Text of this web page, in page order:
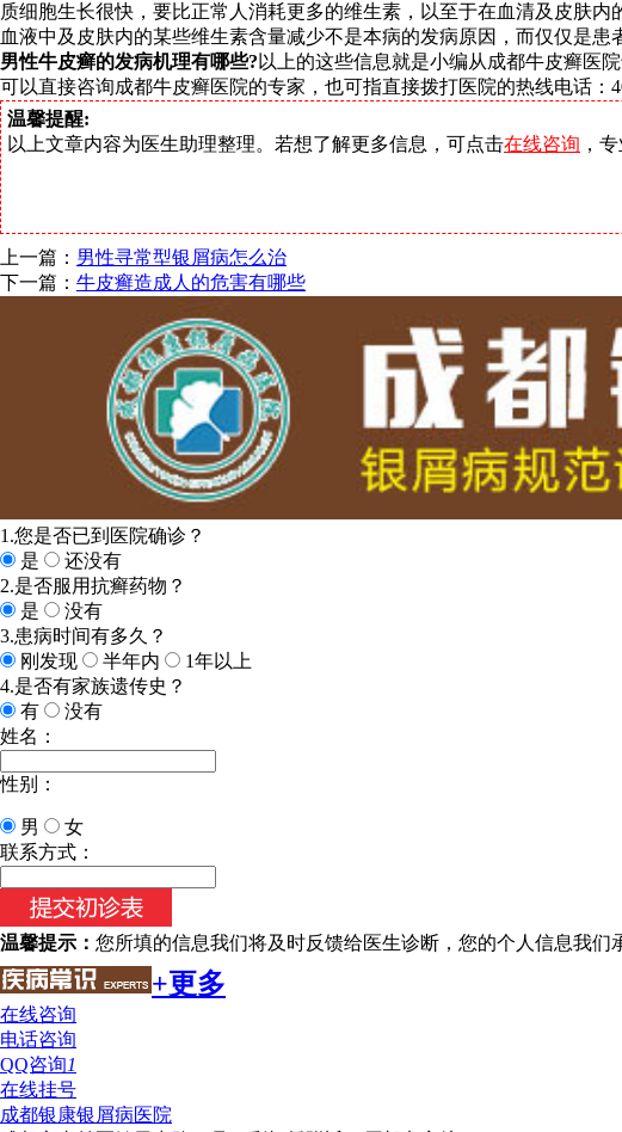
质细胞生长很快，要比正常人消耗更多的维生素，以至于在血清及皮肤
血液中及皮肤内的某些维生素含量减少不是本病的发病原因，而仅仅是患
男性牛皮癣的发病机理有哪些? 以上的这些信息就是小编从成都牛皮癣医
可以直接咨询成都牛皮癣医院的专家，也可指直接拨打医院的热线电话：
温馨提醒:
以上文章内容为医生助理整理。若想了解更多信息，可点击在线咨询 ，
上一篇： 男性寻常型银屑病怎么治
下一篇： 牛皮癣造成人的危害有哪些
1.您是否已到医院确诊？
是
还没有
2.是否服用抗癣药物？
是
没有
3.患病时间有多久？
刚发现
半年内
1年以上
4.是否有家族遗传史？
有
没有
姓名：
性别：
男
女
联系方式：
温馨提示： 您所填的信息我们将及时反馈给医生诊断，您的个人信息我们
+更多
在线咨询
电话咨询
QQ咨询1
在线挂号
成都银康银屑病医院